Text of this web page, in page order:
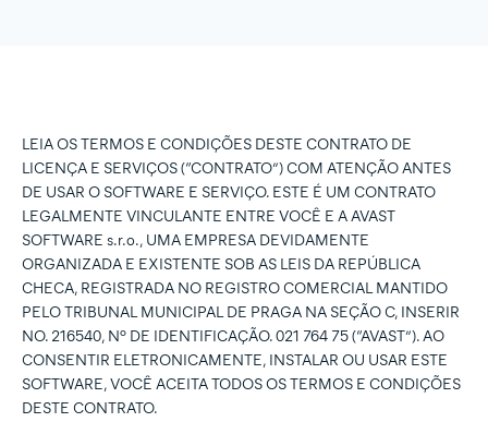
LEIA OS TERMOS E CONDIÇÕES DESTE CONTRATO DE
LICENÇA E SERVIÇOS (“CONTRATO”) COM ATENÇÃO ANTES
DE USAR O SOFTWARE E SERVIÇO. ESTE É UM CONTRATO
LEGALMENTE VINCULANTE ENTRE VOCÊ E A AVAST
SOFTWARE s.r.o., UMA EMPRESA DEVIDAMENTE
ORGANIZADA E EXISTENTE SOB AS LEIS DA REPÚBLICA
CHECA, REGISTRADA NO REGISTRO COMERCIAL MANTIDO
PELO TRIBUNAL MUNICIPAL DE PRAGA NA SEÇÃO C, INSERIR
NO. 216540, Nº DE IDENTIFICAÇÃO. 021 764 75 (“AVAST”). AO
CONSENTIR ELETRONICAMENTE, INSTALAR OU USAR ESTE
SOFTWARE, VOCÊ ACEITA TODOS OS TERMOS E CONDIÇÕES
DESTE CONTRATO.